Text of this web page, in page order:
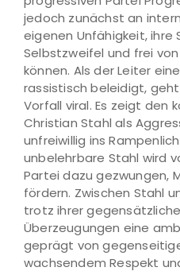
jedoch zunächst an
eigenen Unfähigkeit, ihre
Selbstzweifel und frei
können. Als der Leiter
rassistisch beleidigt,
Vorfall viral. Es zeigt den
Christian Stahl als
unfreiwillig ins
unbelehrbare Stahl wird
Partei dazu gezwungen,
fördern. Zwischen Stahl
trotz ihrer
Überzeugungen eine
geprägt von
wachsendem Respekt